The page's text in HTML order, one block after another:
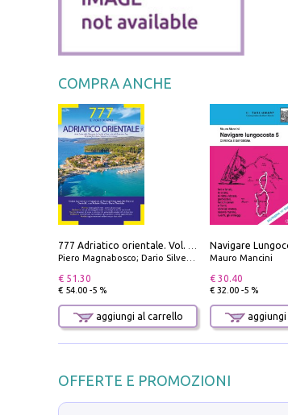
COMPRA ANCHE
777 Adriatico orientale. Vol. 1: Istria, Costa della Dalmazia da Smrika a Zara, Isole del Quarnaro, Pag, Arcipelaghi di Zara, Sibenico e Incoronate
Piero Magnabosco; Dario Silvestro; Marco Sbrizzi
€ 51.30
€ 54.00 -5 %
aggiungi al carrello
Mauro Mancini
€ 30.40
€ 32.00 -5 %
aggiungi
OFFERTE E PROMOZIONI